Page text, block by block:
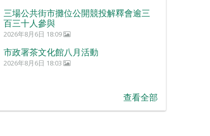
三場公共街市攤位公開競投解釋會逾三
百三十人參與
2026年8月6日 18:09
市政署茶文化館八月活動
2026年8月6日 18:03
查看全部